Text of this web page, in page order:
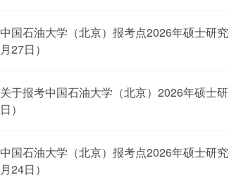
中国石油大学（北京）报考点2026年硕士研
月27日）
关于报考中国石油大学（北京）2026年硕士
日）
中国石油大学（北京）报考点2026年硕士研
月24日）